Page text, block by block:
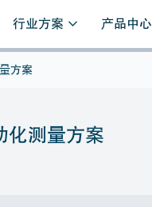
行业方案 产品中心
方案
化测量方案